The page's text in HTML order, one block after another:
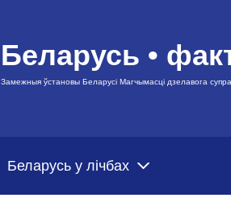
Беларусь •
Замежныя ўстановы Беларусі Магчымасці дзелавога
Беларусь у лічбах